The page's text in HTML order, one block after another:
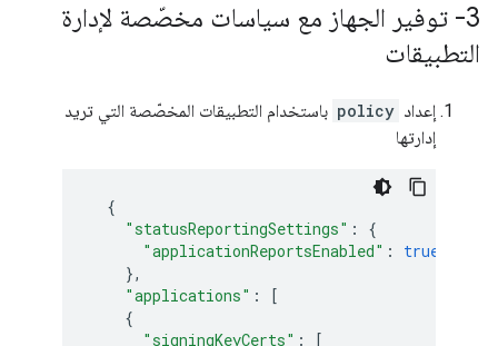
3- توفير الجهاز مع سياسات مخصّصة لإدارة
التطبيقات
إعداد policy باستخدام التطبيقات المخصّصة التي تريد
إدارتها
{
"statusReportingSettings" :
{
"applicationReportsEnabled" :
true
},
"applications" :
[
{
"signingKeyCerts" : [